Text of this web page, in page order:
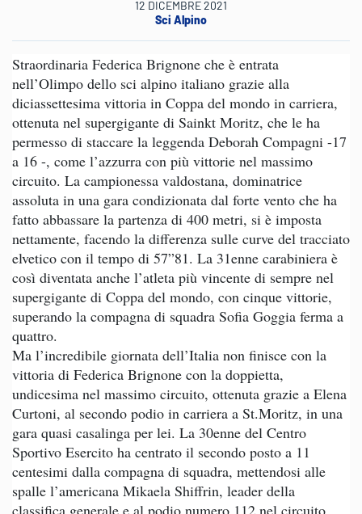
12 DICEMBRE 2021
Sci Alpino
Straordinaria Federica Brignone che è entrata
nell’Olimpo dello sci alpino italiano grazie alla
diciassettesima vittoria in Coppa del mondo in carriera,
ottenuta nel supergigante di Sainkt Moritz, che le ha
permesso di staccare la leggenda Deborah Compagni -17
a 16 -, come l’azzurra con più vittorie nel massimo
circuito. La campionessa valdostana, dominatrice
assoluta in una gara condizionata dal forte vento che ha
fatto abbassare la partenza di 400 metri, si è imposta
nettamente, facendo la differenza sulle curve del tracciato
elvetico con il tempo di 57”81. La 31enne carabiniera è
così diventata anche l’atleta più vincente di sempre nel
supergigante di Coppa del mondo, con cinque vittorie,
superando la compagna di squadra Sofia Goggia ferma a
quattro.
Ma l’incredibile giornata dell’Italia non finisce con la
vittoria di Federica Brignone con la doppietta,
undicesima nel massimo circuito, ottenuta grazie a Elena
Curtoni, al secondo podio in carriera a St.Moritz, in una
gara quasi casalinga per lei. La 30enne del Centro
Sportivo Esercito ha centrato il secondo posto a 11
centesimi dalla compagna di squadra, mettendosi alle
spalle l’americana Mikaela Shiffrin, leader della
classifica generale e al podio numero 112 nel circuito,